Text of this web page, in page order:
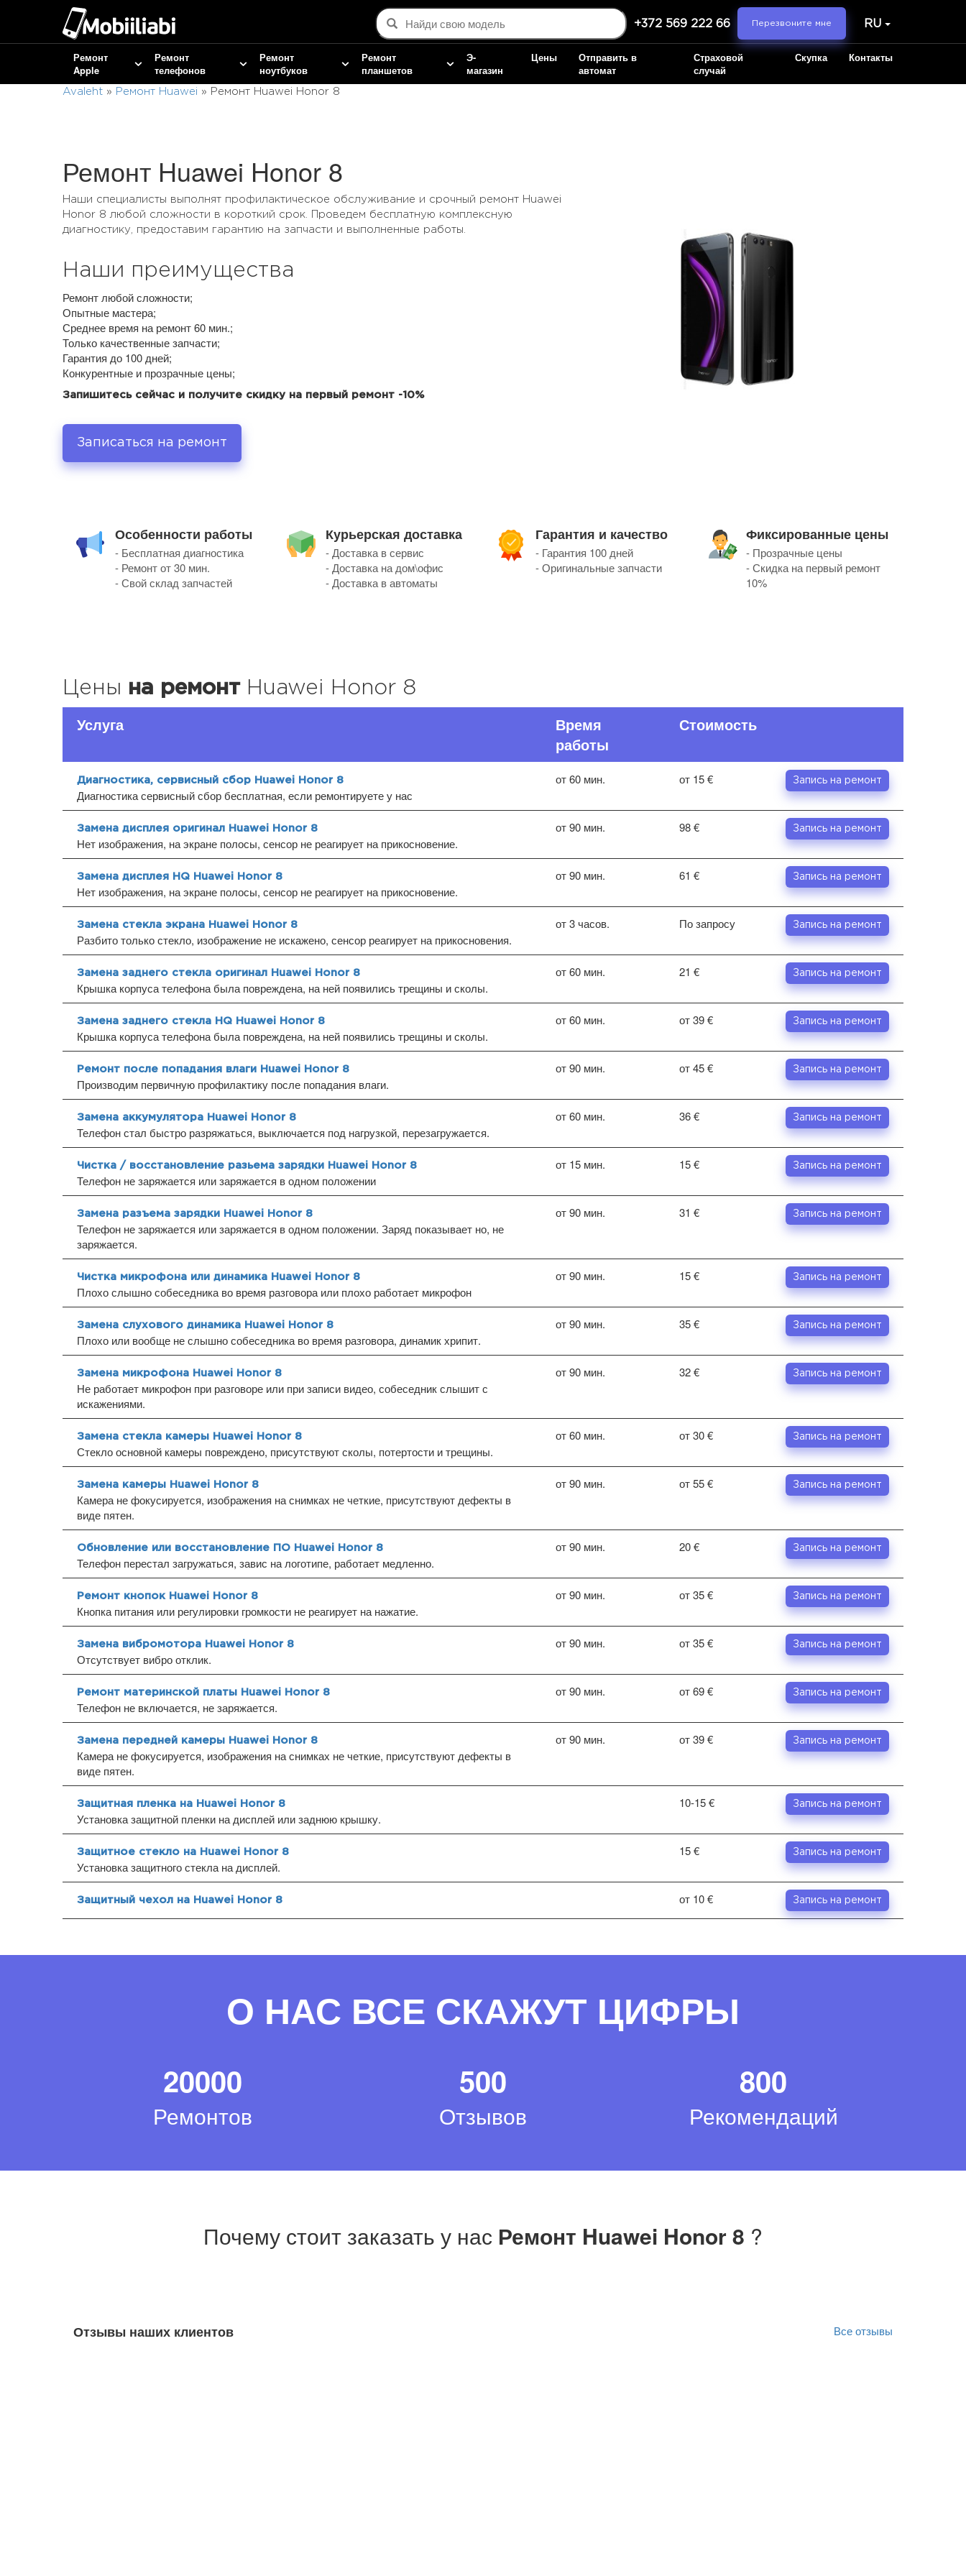
+372 569 222 66 Перезвоните мне RU
Ремонт
Apple
Ремонт
телефонов
Ремонт
ноутбуков
Ремонт
планшетов
Э-
магазин
Цены
Отправить в
автомат
Страховой
случай
Скупка Контакты
Avaleht » Ремонт Huawei » Ремонт Huawei Honor 8
Ремонт Huawei Honor 8
Наши специалисты выполнят профилактическое обслуживание и срочный ремонт Huawei
Honor 8 любой сложности в короткий срок. Проведем бесплатную комплексную
диагностику, предоставим гарантию на запчасти и выполненные работы.
Наши преимущества
Ремонт любой сложности;
Опытные мастера;
Среднее время на ремонт 60 мин.;
Только качественные запчасти;
Гарантия до 100 дней;
Конкурентные и прозрачные цены;
Запишитесь сейчас и получите скидку на первый ремонт -10%
Записаться на ремонт
Особенности работы
- Бесплатная диагностика
- Ремонт от 30 мин.
- Свой склад запчастей
Курьерская доставка
- Доставка в сервис
- Доставка на дом\офис
- Доставка в автоматы
Гарантия и качество
- Гарантия 100 дней
- Оригинальные запчасти
Фиксированные цены
- Прозрачные цены
- Скидка на первый ремонт
10%
Цены на ремонтHuawei Honor 8
Услуга
Время
работы
Стоимость
Диагностика, сервисный сбор Huawei Honor 8
Диагностика сервисный сбор бесплатная, если ремонтируете у нас
от 60 мин. от 15 € Запись на ремонт
Замена дисплея оригинал Huawei Honor 8
Нет изображения, на экране полосы, сенсор не реагирует на прикосновение.
от 90 мин. 98 € Запись на ремонт
Замена дисплея HQ Huawei Honor 8
Нет изображения, на экране полосы, сенсор не реагирует на прикосновение.
от 90 мин. 61 € Запись на ремонт
Замена стекла экрана Huawei Honor 8
Разбито только стекло, изображение не искажено, сенсор реагирует на прикосновения.
от 3 часов. По запросу Запись на ремонт
Замена заднего стекла оригинал Huawei Honor 8
Крышка корпуса телефона была повреждена, на ней появились трещины и сколы.
от 60 мин. 21 € Запись на ремонт
Замена заднего стекла HQ Huawei Honor 8
Крышка корпуса телефона была повреждена, на ней появились трещины и сколы.
от 60 мин. от 39 € Запись на ремонт
Ремонт после попадания влаги Huawei Honor 8
Производим первичную профилактику после попадания влаги.
от 90 мин. от 45 € Запись на ремонт
Замена аккумулятора Huawei Honor 8
Телефон стал быстро разряжаться, выключается под нагрузкой, перезагружается.
от 60 мин. 36 € Запись на ремонт
Чистка / восстановление разьема зарядки Huawei Honor 8
Телефон не заряжается или заряжается в одном положении
от 15 мин. 15 € Запись на ремонт
Замена разъема зарядки Huawei Honor 8
Телефон не заряжается или заряжается в одном положении. Заряд показывает но, не
заряжается.
от 90 мин. 31 € Запись на ремонт
Чистка микрофона или динамика Huawei Honor 8
Плохо слышно собеседника во время разговора или плохо работает микрофон
от 90 мин. 15 € Запись на ремонт
Замена слухового динамика Huawei Honor 8
Плохо или вообще не слышно собеседника во время разговора, динамик хрипит.
от 90 мин. 35 € Запись на ремонт
Замена микрофона Huawei Honor 8
Не работает микрофон при разговоре или при записи видео, собеседник слышит с
искажениями.
от 90 мин. 32 € Запись на ремонт
Замена стекла камеры Huawei Honor 8
Стекло основной камеры повреждено, присутствуют сколы, потертости и трещины.
от 60 мин. от 30 € Запись на ремонт
Замена камеры Huawei Honor 8
Камера не фокусируется, изображения на снимках не четкие, присутствуют дефекты в
виде пятен.
от 90 мин. от 55 € Запись на ремонт
Обновление или восстановление ПО Huawei Honor 8
Телефон перестал загружаться, завис на логотипе, работает медленно.
от 90 мин. 20 € Запись на ремонт
Ремонт кнопок Huawei Honor 8
Кнопка питания или регулировки громкости не реагирует на нажатие.
от 90 мин. от 35 € Запись на ремонт
Замена вибромотора Huawei Honor 8
Отсутствует вибро отклик.
от 90 мин. от 35 € Запись на ремонт
Ремонт материнской платы Huawei Honor 8
Телефон не включается, не заряжается.
от 90 мин. от 69 € Запись на ремонт
Замена передней камеры Huawei Honor 8
Камера не фокусируется, изображения на снимках не четкие, присутствуют дефекты в
виде пятен.
от 90 мин. от 39 € Запись на ремонт
Защитная пленка на Huawei Honor 8
Установка защитной пленки на дисплей или заднюю крышку.
10-15 € Запись на ремонт
Защитное стекло на Huawei Honor 8
Установка защитного стекла на дисплей.
15 € Запись на ремонт
Защитный чехол на Huawei Honor 8 от 10 € Запись на ремонт
О НАС ВСЕ СКАЖУТ ЦИФРЫ
20000
Ремонтов
500
Отзывов
800
Рекомендаций
Почему стоит заказать у нас Ремонт Huawei Honor 8 ?
Отзывы наших клиентов Все отзывы